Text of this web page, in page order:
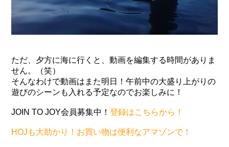
ただ、夕方に海に行くと、動画を編集する時間がありま
せん。（笑）
そんなわけで動画はまた明日！午前中の大盛り上がりの
遊びのシーンも入れる予定なのでお楽しみに！
JOIN TO JOY会員募集中！登録はこちらから！
HOJも大助かり！お買い物は便利なアマゾンで！